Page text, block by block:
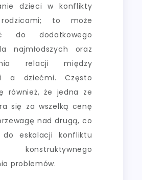
dzieci w konflikty
to może
do dodatkowego
najmłodszych oraz
relacji między
a dziećmi. Często
również, że jedna ze
się za wszelką cenę
nad drugą, co
do eskalacji konfliktu
konstruktywnego
problemów.